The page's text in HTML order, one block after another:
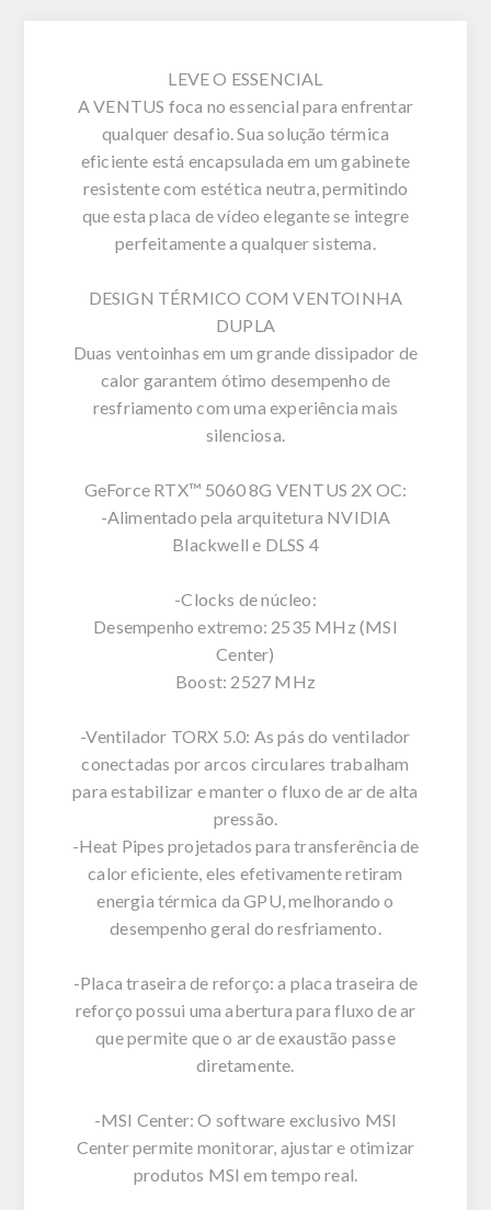
LEVE O ESSENCIAL
A VENTUS foca no essencial para enfrentar
qualquer desafio. Sua solução térmica
eficiente está encapsulada em um gabinete
resistente com estética neutra, permitindo
que esta placa de vídeo elegante se integre
perfeitamente a qualquer sistema.
DESIGN TÉRMICO COM VENTOINHA
DUPLA
Duas ventoinhas em um grande dissipador de
calor garantem ótimo desempenho de
resfriamento com uma experiência mais
silenciosa.
GeForce RTX™ 5060 8G VENTUS 2X OC:
-Alimentado pela arquitetura NVIDIA
Blackwell e DLSS 4
-Clocks de núcleo:
Desempenho extremo: 2535 MHz (MSI
Center)
Boost: 2527 MHz
-Ventilador TORX 5.0: As pás do ventilador
conectadas por arcos circulares trabalham
para estabilizar e manter o fluxo de ar de alta
pressão.
-Heat Pipes projetados para transferência de
calor eficiente, eles efetivamente retiram
energia térmica da GPU, melhorando o
desempenho geral do resfriamento.
-Placa traseira de reforço: a placa traseira de
reforço possui uma abertura para fluxo de ar
que permite que o ar de exaustão passe
diretamente.
-MSI Center: O software exclusivo MSI
Center permite monitorar, ajustar e otimizar
produtos MSI em tempo real.